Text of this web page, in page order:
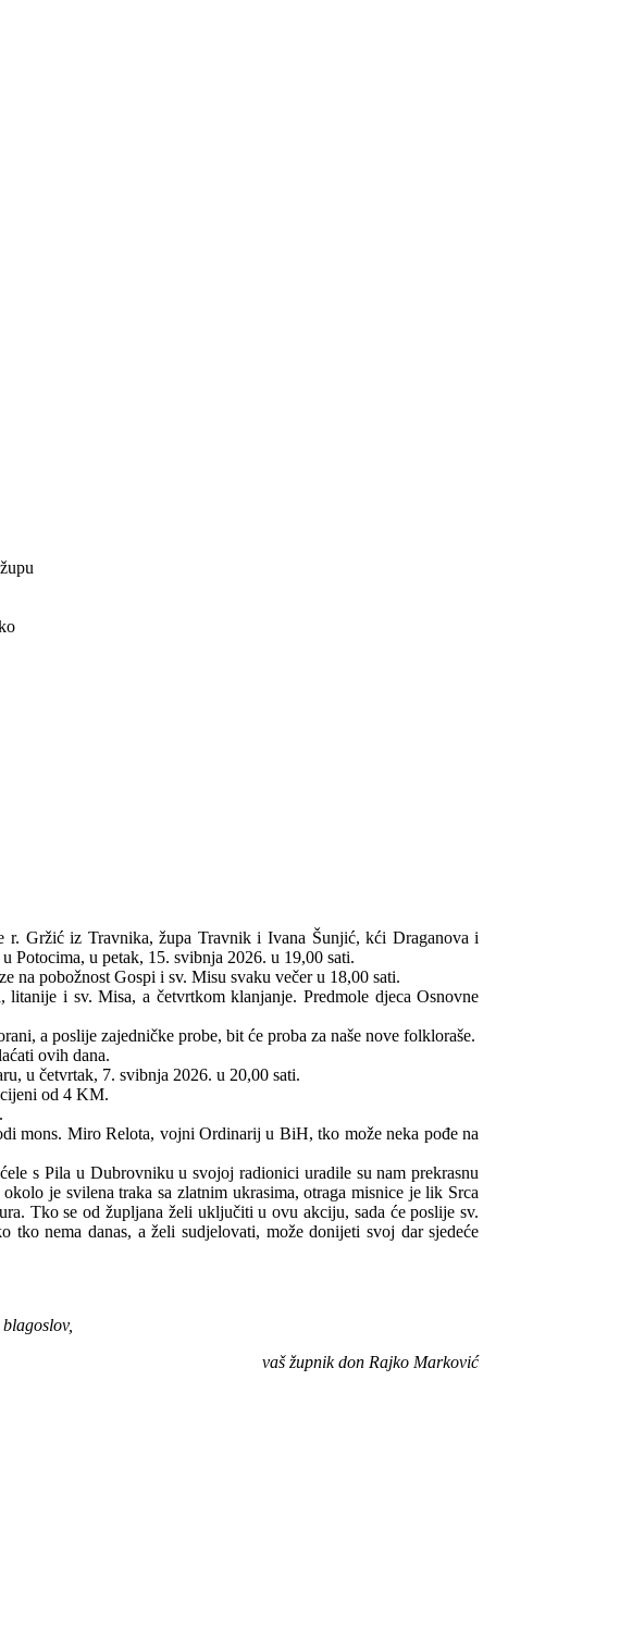
r. Gržić iz Travnika, župa Travnik i Ivana Šunjić, kći Draganova i
Potocima, u petak, 15. svibnja 2026. u 19,00 sati.
na pobožnost Gospi i sv. Misu svaku večer u 18,00 sati.
i sv. Misa, a četvrtkom klanjanje. Predmole djeca Osnovne
a poslije zajedničke probe, bit će proba za naše nove folkloraše.
ovih dana.
u četvrtak, 7. svibnja 2026. u 20,00 sati.
od 4 KM.
mons. Miro Relota, vojni Ordinarij u BiH, tko može neka pođe na
s Pila u Dubrovniku u svojoj radionici uradile su nam prekrasnu
je svilena traka sa zlatnim ukrasima, otraga misnice je lik Srca
Tko se od župljana želi uključiti u ovu akciju, sada će poslije sv.
tko nema danas, a želi sudjelovati, može donijeti svoj dar sjedeće
vaš župnik don Rajko Marković